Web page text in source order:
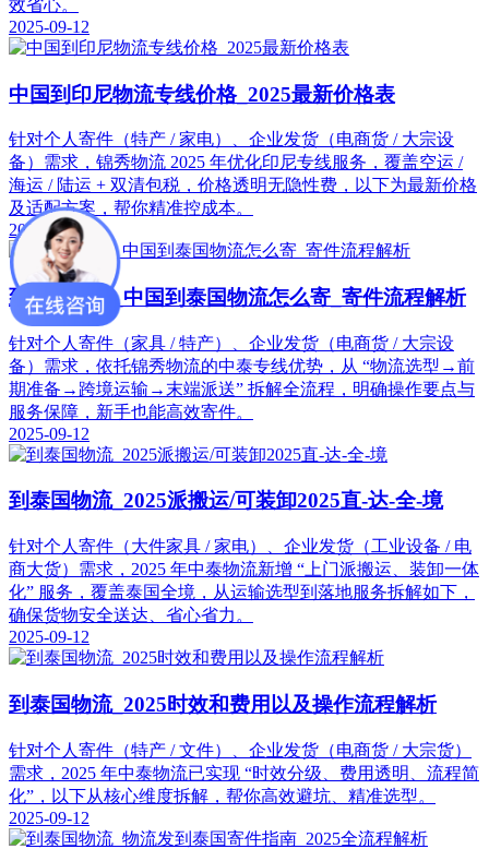
效省心。
2025-09-12
中国到印尼物流专线价格_2025最新价格表
针对个人寄件（特产 / 家电）、企业发货（电商货 / 大宗设
备）需求，锦秀物流 2025 年优化印尼专线服务，覆盖空运 /
海运 / 陆运 + 双清包税，价格透明无隐性费，以下为最新价格
及适配方案，帮你精准控成本。
2025-09-12
到泰国物流_中国到泰国物流怎么寄_寄件流程解析
针对个人寄件（家具 / 特产）、企业发货（电商货 / 大宗设
备）需求，依托锦秀物流的中泰专线优势，从 “物流选型→前
期准备→跨境运输→末端派送” 拆解全流程，明确操作要点与
服务保障，新手也能高效寄件。
2025-09-12
到泰国物流_2025派搬运/可装卸2025直-达-全-境
针对个人寄件（大件家具 / 家电）、企业发货（工业设备 / 电
商大货）需求，2025 年中泰物流新增 “上门派搬运、装卸一体
化” 服务，覆盖泰国全境，从运输选型到落地服务拆解如下，
确保货物安全送达、省心省力。
2025-09-12
到泰国物流_2025时效和费用以及操作流程解析
针对个人寄件（特产 / 文件）、企业发货（电商货 / 大宗货）
需求，2025 年中泰物流已实现 “时效分级、费用透明、流程简
化”，以下从核心维度拆解，帮你高效避坑、精准选型。
2025-09-12